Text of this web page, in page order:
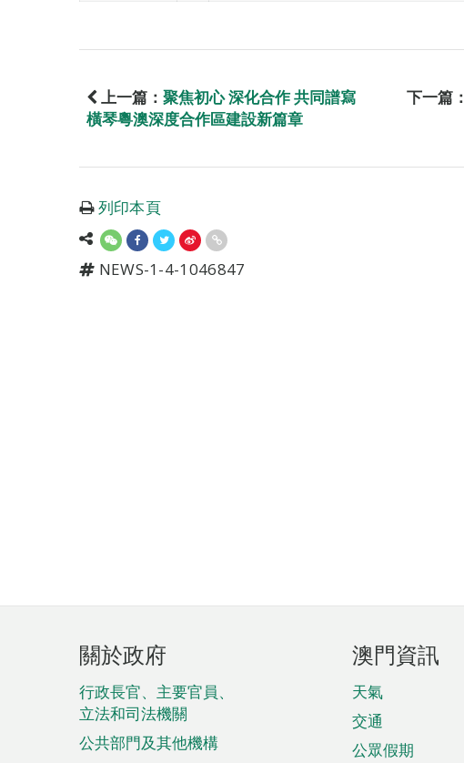
上一篇： 聚焦初心 深化合作 共同譜寫
橫琴粵澳深度合作區建設新篇章
下一篇：
列印本頁
NEWS-1-4-1046847
頁
腳
菜
單
關於政府
行政長官、主要官員、
立法和司法機關
公共部門及其他機構
澳門資訊
天氣
交通
公眾假期